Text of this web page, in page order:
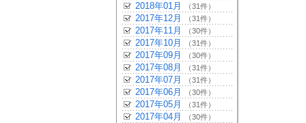
2018年01月 （31件）
2017年12月 （31件）
2017年11月 （30件）
2017年10月 （31件）
2017年09月 （30件）
2017年08月 （31件）
2017年07月 （31件）
2017年06月 （30件）
2017年05月 （31件）
2017年04月 （30件）